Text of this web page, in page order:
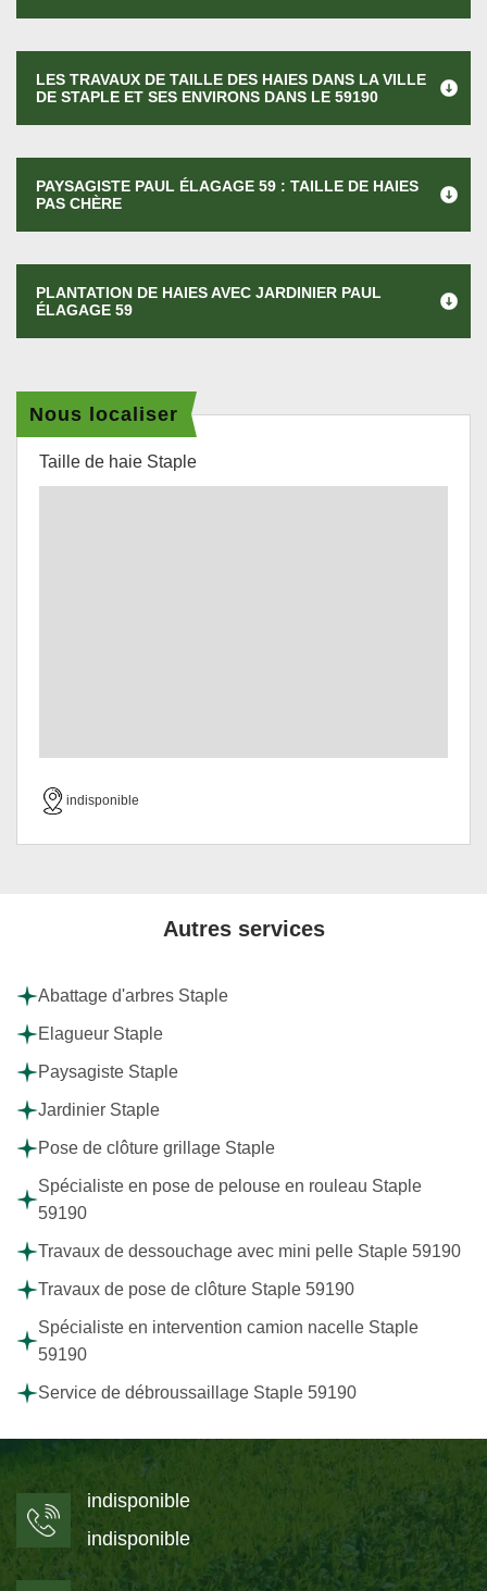
LES TRAVAUX DE TAILLE DES HAIES DANS LA VILLE
DE STAPLE ET SES ENVIRONS DANS LE 59190
PAYSAGISTE PAUL ÉLAGAGE 59 : TAILLE DE HAIES
PAS CHÈRE
PLANTATION DE HAIES AVEC JARDINIER PAUL
ÉLAGAGE 59
Nous localiser
Taille de haie Staple
indisponible
Autres services
Abattage d'arbres Staple
Elagueur Staple
Paysagiste Staple
Jardinier Staple
Pose de clôture grillage Staple
Spécialiste en pose de pelouse en rouleau Staple
59190
Travaux de dessouchage avec mini pelle Staple 59190
Travaux de pose de clôture Staple 59190
Spécialiste en intervention camion nacelle Staple
59190
Service de débroussaillage Staple 59190
indisponible
indisponible